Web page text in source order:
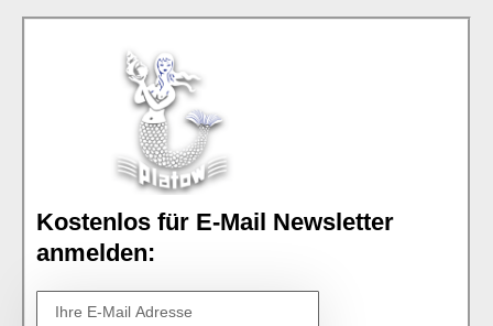
Kostenlos für E-Mail Newsletter
anmelden: